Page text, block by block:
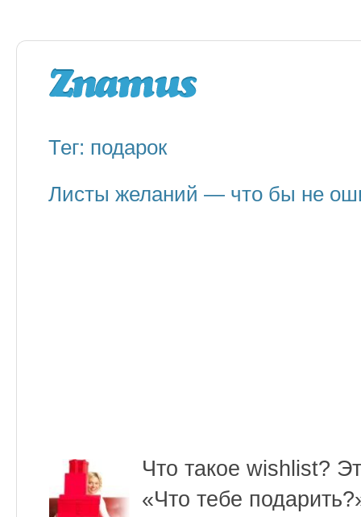
Тег: подарок
Листы желаний — что бы не
Что такое wishlist?
«Что тебе